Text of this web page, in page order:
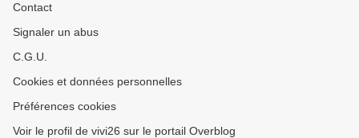
Contact
Signaler un abus
C.G.U.
Cookies et données personnelles
Préférences cookies
Voir le profil de vivi26 sur le portail Overblog